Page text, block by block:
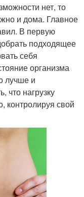
нет, то
и дома. Главное
В первую
подходящее
себя
организма
лучше и
что нагрузку
контролируя свой